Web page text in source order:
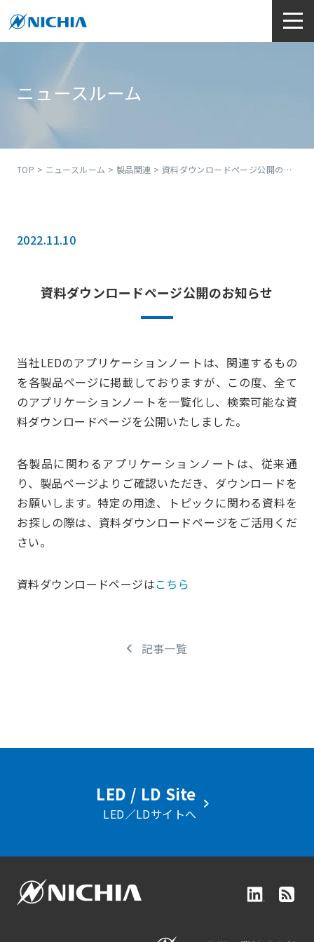
ニュースルーム
TOP > ニュースルーム > 製品関連 > 資料ダウンロードページ公開のお知らせ
2022.11.10
資料ダウンロードページ公開のお知らせ
当社LEDのアプリケーションノートは、関連するもの
を各製品ページに掲載しておりますが、この度、全て
のアプリケーションノートを一覧化し、検索可能な資
料ダウンロードページを公開いたしました。
各製品に関わるアプリケーションノートは、従来通
り、製品ページよりご確認いただき、ダウンロードを
お願いします。特定の用途、トピックに関わる資料を
お探しの際は、資料ダウンロードページをご活用くだ
さい。
資料ダウンロードページはこちら
記事一覧
LED / LD Site
LED／LDサイトへ